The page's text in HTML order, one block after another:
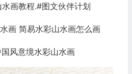
画教程.#图文伙伴计划
风意境水彩山水画